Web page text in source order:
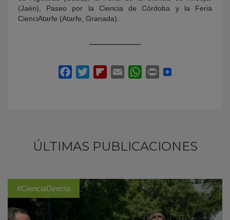
(Jaén), Paseo por la Ciencia de Córdoba y la Feria
CienciAtarfe (Atarfe, Granada).
ÚLTIMAS PUBLICACIONES
#CienciaDirecta